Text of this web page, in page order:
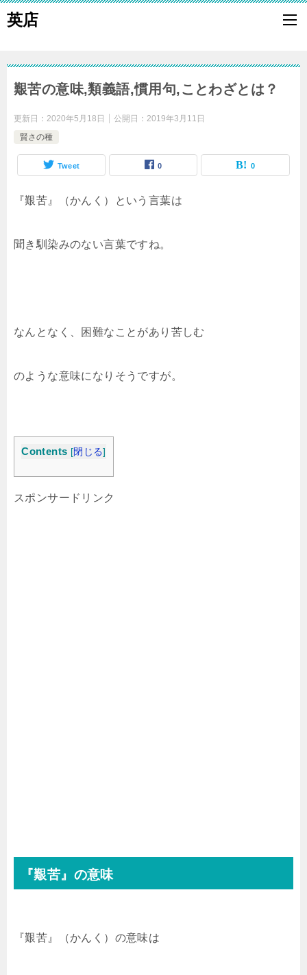
英店
艱苦の意味,類義語,慣用句,ことわざとは？
更新日： 2020年5月18日 公開日： 2019年3月11日
賢さの種
Tweet 0 0
『艱苦』（かんく）という言葉は
聞き馴染みのない言葉ですね。
なんとなく、困難なことがあり苦しむ
のような意味になりそうですが。
Contents [閉じる]
スポンサードリンク
『艱苦』の意味
『艱苦』（かんく）の意味は